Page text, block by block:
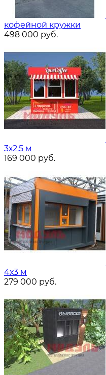
кофейной кружки
498 000 руб.
3х2.5 м
169 000 руб.
4х3 м
279 000 руб.